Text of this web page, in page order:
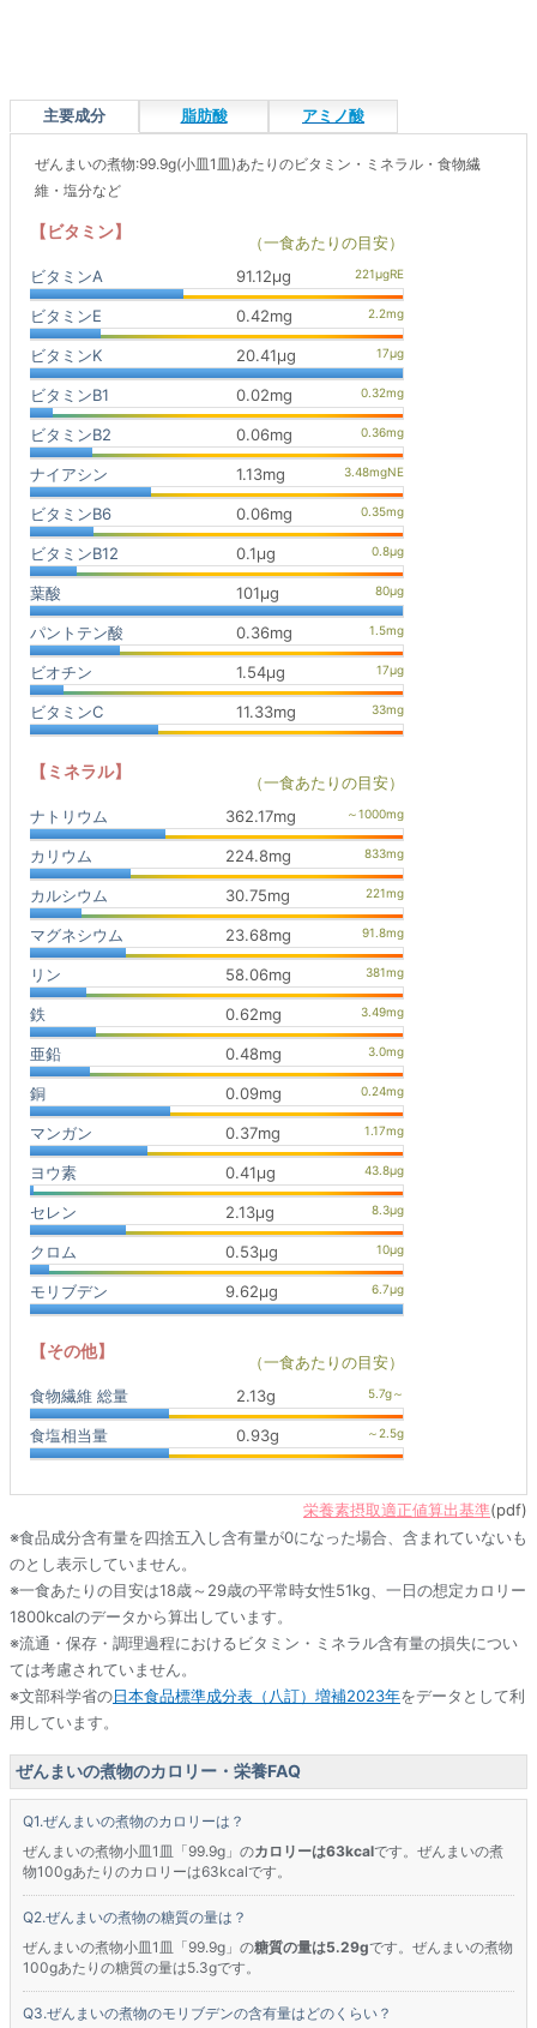
主要成分 脂肪酸 アミノ酸
ぜんまいの煮物:99.9g(小皿1皿)あたりのビタミン・ミネラル・食物繊
維・塩分など
【ビタミン】
（一食あたりの目安）
ビタミンA
91.12μg
ビタミンE 0.42mg
ビタミンK 20.41μg
ビタミンB1 0.02mg
ビタミンB2 0.06mg
ナイアシン 1.13mg
ビタミンB6 0.06mg
ビタミンB12 0.1μg
葉酸 101μg
パントテン酸 0.36mg
ビオチン 1.54μg
ビタミンC 11.33mg
【ミネラル】
（一食あたりの目安）
ナトリウム
362.17mg
カリウム 224.8mg
カルシウム 30.75mg
マグネシウム 23.68mg
リン 58.06mg
鉄 0.62mg
亜鉛 0.48mg
銅 0.09mg
マンガン 0.37mg
ヨウ素 0.41μg
セレン 2.13μg
クロム 0.53μg
モリブデン 9.62μg
【その他】
（一食あたりの目安）
食物繊維 総量
2.13g
食塩相当量 0.93g
栄養素摂取適正値算出基準(pdf)
※食品成分含有量を四捨五入し含有量が0になった場合、含まれていないも
のとし表示していません。
※一食あたりの目安は18歳～29歳の平常時女性51kg、一日の想定カロリー
1800kcalのデータから算出しています。
※流通・保存・調理過程におけるビタミン・ミネラル含有量の損失につい
ては考慮されていません。
※文部科学省の日本食品標準成分表（八訂）増補2023年をデータとして利
用しています。
ぜんまいの煮物のカロリー・栄養FAQ
ぜんまいの煮物のカロリーは？
ぜんまいの煮物小皿1皿「99.9g」のカロリーは63kcalです。ぜんまいの煮
物100gあたりのカロリーは63kcalです。
ぜんまいの煮物の糖質の量は？
ぜんまいの煮物小皿1皿「99.9g」の糖質の量は5.29gです。ぜんまいの煮物
100gあたりの糖質の量は5.3gです。
ぜんまいの煮物のモリブデンの含有量はどのくらい？